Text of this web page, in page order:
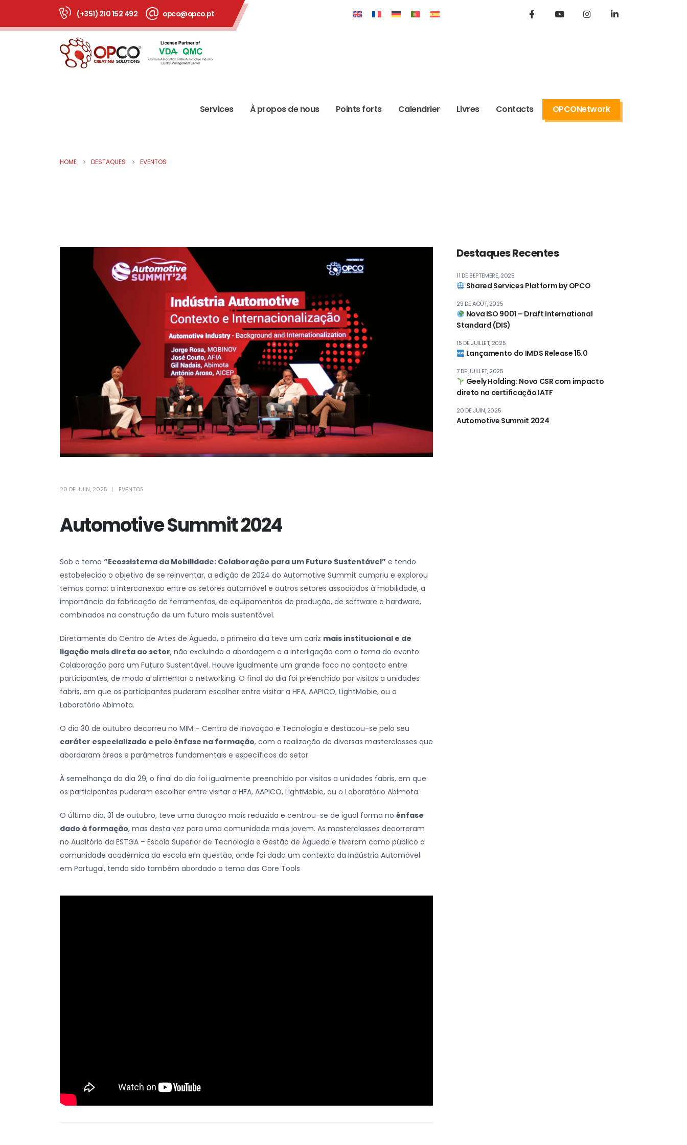
(+351) 210 152 492 opco@opco.pt
Services À propos de nous Points forts Calendrier Livres Contacts OPCONetwork
HOME DESTAQUES EVENTOS
20 DE JUIN, 2025 EVENTOS
Automotive Summit 2024
Sob o tema “Ecossistema da Mobilidade: Colaboração para um Futuro Sustentável” e tendo
estabelecido o objetivo de se reinventar, a edição de 2024 do Automotive Summit cumpriu e explorou
temas como: a interconexão entre os setores automóvel e outros setores associados à mobilidade, a
importância da fabricação de ferramentas, de equipamentos de produção, de software e hardware,
combinados na construção de um futuro mais sustentável.
Diretamente do Centro de Artes de Águeda, o primeiro dia teve um cariz mais institucional e de
ligação mais direta ao setor, não excluindo a abordagem e a interligação com o tema do evento:
Colaboração para um Futuro Sustentável. Houve igualmente um grande foco no contacto entre
participantes, de modo a alimentar o networking. O final do dia foi preenchido por visitas a unidades
fabris, em que os participantes puderam escolher entre visitar a HFA, AAPICO, LightMobie, ou o
Laboratório Abimota.
O dia 30 de outubro decorreu no MIM – Centro de Inovação e Tecnologia e destacou-se pelo seu
caráter especializado e pelo ênfase na formação, com a realização de diversas masterclasses que
abordaram áreas e parâmetros fundamentais e específicos do setor.
À semelhança do dia 29, o final do dia foi igualmente preenchido por visitas a unidades fabris, em que
os participantes puderam escolher entre visitar a HFA, AAPICO, LightMobie, ou o Laboratório Abimota.
O último dia, 31 de outubro, teve uma duração mais reduzida e centrou-se de igual forma no ênfase
dado à formação, mas desta vez para uma comunidade mais jovem. As masterclasses decorreram
no Auditório da ESTGA – Escola Superior de Tecnologia e Gestão de Águeda e tiveram como público a
comunidade académica da escola em questão, onde foi dado um contexto da Indústria Automóvel
em Portugal, tendo sido também abordado o tema das Core Tools
Destaques Recentes
Shared Services Platform by OPCO
11 DE SEPTEMBRE, 2025
Nova ISO 9001 – Draft International
Standard (DIS)
29 DE AOÛT, 2025
Lançamento do IMDS Release 15.0
15 DE JUILLET, 2025
Geely Holding: Novo CSR com impacto
direto na certificação IATF
7 DE JUILLET, 2025
Automotive Summit 2024
20 DE JUIN, 2025